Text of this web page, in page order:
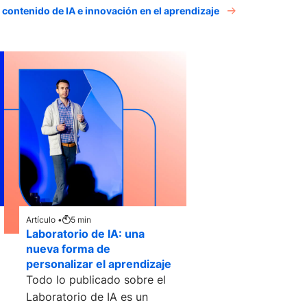
de IA e innovación en el aprendizaje
Artículo • 5 min
Laboratorio de IA: una
nueva forma de
personalizar el aprendizaje
Todo lo publicado sobre el
Laboratorio de IA es un